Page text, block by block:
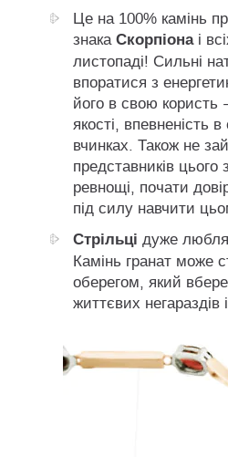
Це на 100% камінь
знакаСкорпіонаі
листопаді! Сильні
впоратися з
його в свою користь
якості, впевненість в
вчинках. Також не
представників цього
ревнощі, почати
під силу навчити
Стрільці дуже
Камінь гранат може
оберегом, який
життєвих